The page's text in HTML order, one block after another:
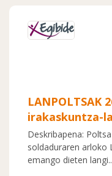
LANPOLTSAK
irakaskuntza-
Deskribapena:
soldaduraren arloko
emango dieten